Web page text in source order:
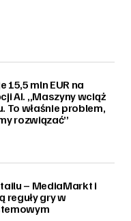
15,5 mln EUR na
AI. „Maszyny wciąż
To właśnie problem,
rozwiązać”
– MediaMarkt i
reguły gry w